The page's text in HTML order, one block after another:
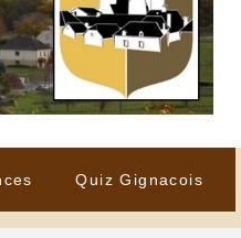
Quiz Gignacois